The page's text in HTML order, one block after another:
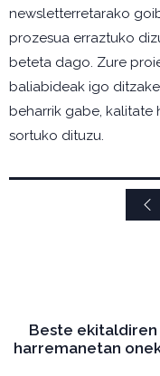
newsletterretarako
prozesua erraztuko
beteta dago. Zure
baliabideak igo
beharrik gabe, kalitate
sortuko dituzu.
Beste
harremanetan